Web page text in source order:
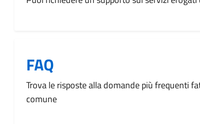
FAQ
Trova le risposte alla domande più frequenti
comune